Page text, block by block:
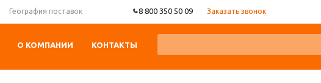
География поставок 8 800 350 50 09 Заказать звонок
О КОМПАНИИ КОНТАКТЫ